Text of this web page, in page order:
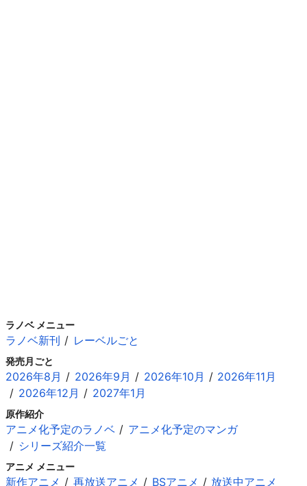
ラノベ メニュー
ラノベ新刊 レーベルごと
発売月ごと
2026年8月 2026年9月 2026年10月
2026年11月
2026年12月
2027年1月
原作紹介
アニメ化予定のラノベ
アニメ化予定のマンガ
シリーズ紹介一覧
アニメ メニュー
新作アニメ 再放送アニメ BSアニメ 放送中アニメ